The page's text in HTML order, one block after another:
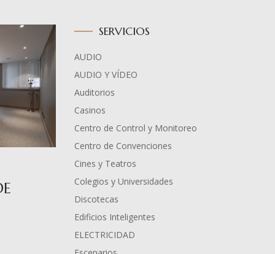
SERVICIOS
AUDIO
AUDIO Y VÍDEO
Auditorios
Casinos
Centro de Control y Monitoreo
Centro de Convenciones
Cines y Teatros
Colegios y Universidades
Discotecas
Edificios Inteligentes
ELECTRICIDAD